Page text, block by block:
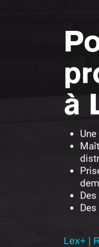
à
Lex+ |